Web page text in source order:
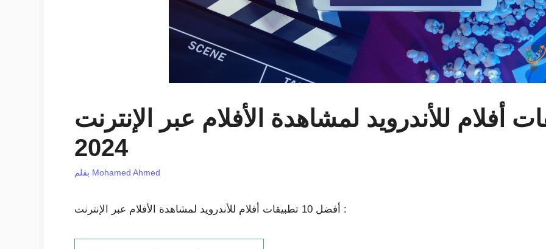
تطبيقات أفلام للأندرويد لمشاهدة الأفلام عبر الإنترنت
2024
Mohamed Ahmed
أفضل 10 تطبيقات أفلام للأندرويد لمشاهدة الأفلام عبر الإنترنت :